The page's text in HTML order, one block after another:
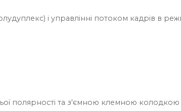
і управлінні потоком кадрів в
полярності та з'ємною клемною